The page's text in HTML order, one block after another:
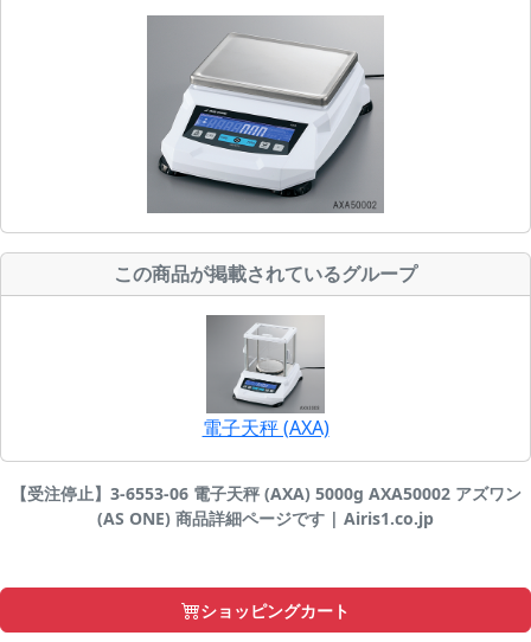
この商品が掲載されているグループ
電子天秤 (AXA)
【受注停止】3-6553-06 電子天秤 (AXA) 5000g AXA50002 アズワン
(AS ONE) 商品詳細ページです | Airis1.co.jp
ショッピングカート